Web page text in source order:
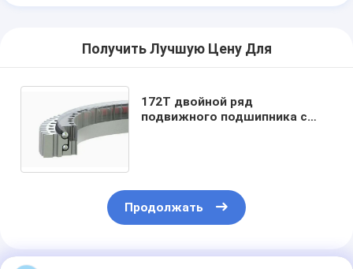
Получить Лучшую Цену Для
172T двойной ряд
подвижного подшипника с
Продолжать